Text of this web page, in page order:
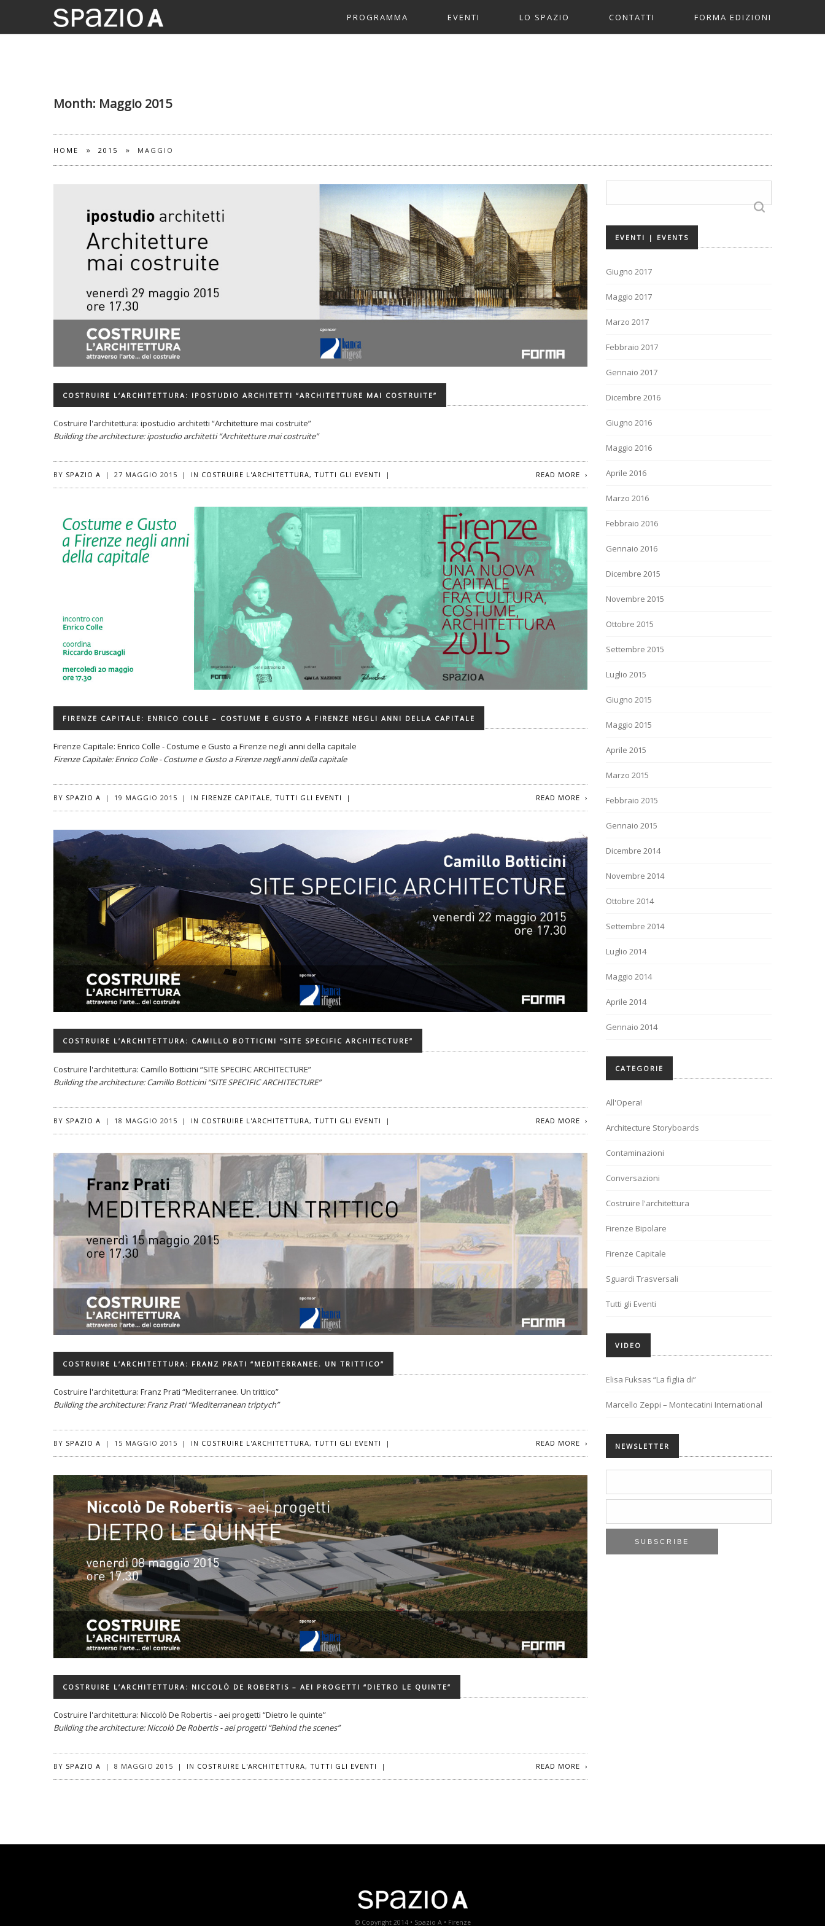
PROGRAMMA EVENTI
COSTRUIRE L’ARCHITETTURA
CONVERSAZIONI
TUTTI GLI EVENTI
LO SPAZIO CONTATTI FORMA EDIZIONI
Month: Maggio 2015
HOME » 2015 » MAGGIO
COSTRUIRE L’ARCHITETTURA: IPOSTUDIO ARCHITETTI “ARCHITETTURE MAI COSTRUITE”
Costruire l'architettura: ipostudio architetti “Architetture mai costruite”
Building the architecture: ipostudio architetti “Architetture mai costruite”
BY SPAZIO A | 27 MAGGIO 2015 | IN COSTRUIRE L'ARCHITETTURA, TUTTI GLI EVENTI | READ MORE
FIRENZE CAPITALE: ENRICO COLLE – COSTUME E GUSTO A FIRENZE NEGLI ANNI DELLA CAPITALE
Firenze Capitale: Enrico Colle - Costume e Gusto a Firenze negli anni della capitale
Firenze Capitale: Enrico Colle - Costume e Gusto a Firenze negli anni della capitale
BY SPAZIO A | 19 MAGGIO 2015 | IN FIRENZE CAPITALE, TUTTI GLI EVENTI | READ MORE
COSTRUIRE L’ARCHITETTURA: CAMILLO BOTTICINI “SITE SPECIFIC ARCHITECTURE”
Costruire l'architettura: Camillo Botticini “SITE SPECIFIC ARCHITECTURE”
Building the architecture: Camillo Botticini “SITE SPECIFIC ARCHITECTURE”
BY SPAZIO A | 18 MAGGIO 2015 | IN COSTRUIRE L'ARCHITETTURA, TUTTI GLI EVENTI | READ MORE
COSTRUIRE L’ARCHITETTURA: FRANZ PRATI “MEDITERRANEE. UN TRITTICO”
Costruire l'architettura: Franz Prati “Mediterranee. Un trittico”
Building the architecture: Franz Prati “Mediterranean triptych”
BY SPAZIO A | 15 MAGGIO 2015 | IN COSTRUIRE L'ARCHITETTURA, TUTTI GLI EVENTI | READ MORE
COSTRUIRE L’ARCHITETTURA: NICCOLÒ DE ROBERTIS – AEI PROGETTI “DIETRO LE QUINTE”
Costruire l'architettura: Niccolò De Robertis - aei progetti “Dietro le quinte”
Building the architecture: Niccolò De Robertis - aei progetti “Behind the scenes”
BY SPAZIO A | 8 MAGGIO 2015 | IN COSTRUIRE L'ARCHITETTURA, TUTTI GLI EVENTI | READ MORE
EVENTI | EVENTS
Giugno 2017
Maggio 2017
Marzo 2017
Febbraio 2017
Gennaio 2017
Dicembre 2016
Giugno 2016
Maggio 2016
Aprile 2016
Marzo 2016
Febbraio 2016
Gennaio 2016
Dicembre 2015
Novembre 2015
Ottobre 2015
Settembre 2015
Luglio 2015
Giugno 2015
Maggio 2015
Aprile 2015
Marzo 2015
Febbraio 2015
Gennaio 2015
Dicembre 2014
Novembre 2014
Ottobre 2014
Settembre 2014
Luglio 2014
Maggio 2014
Aprile 2014
Gennaio 2014
CATEGORIE
All'Opera!
Architecture Storyboards
Contaminazioni
Conversazioni
Costruire l'architettura
Firenze Bipolare
Firenze Capitale
Sguardi Trasversali
Tutti gli Eventi
VIDEO
Elisa Fuksas “La figlia di”
Marcello Zeppi – Montecatini International
NEWSLETTER
© Copyright 2014 • Spazio A • Firenze